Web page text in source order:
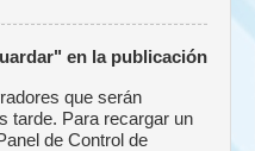
en la publicación
que serán
tarde. Para recargar un
de Control de